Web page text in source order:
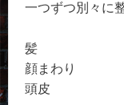
一つずつ別々に
髪
顔まわり
頭皮